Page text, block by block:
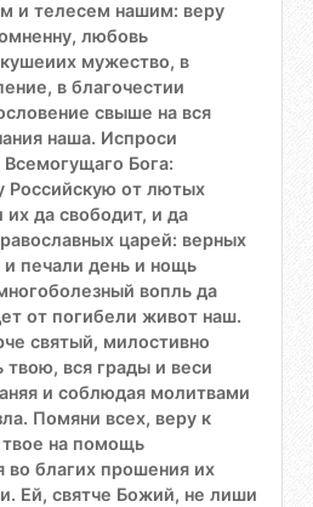
и телесем нашим: веру
любовь
мужество, в
в благочестии
свыше на вся
наша. Испроси
Бога:
Российскую от лютых
да свободит, и да
царей: верных
и печали день и нощь
вопль да
от погибели живот наш.
святый, милостивно
вся грады и веси
и соблюдая молитвами
Помяни всех, веру к
на помощь
благих прошения их
Ей, святче Божий, не лиши